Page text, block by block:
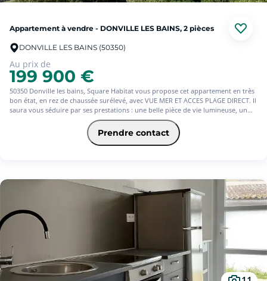
Appartement à vendre - DONVILLE LES BAINS, 2 pièces
DONVILLE LES BAINS (50350)
Au prix de
199 900 €
50350 Donville les bains, Square Habitat vous propose cet appartement en très
bon état, en rez de chaussée surélevé, avec VUE MER ET ACCES PLAGE DIRECT. Il
saura vous séduire par ses prestations : une belle pièce de vie lumineuse, un
coin kitchenette aménagé-équipé fonctionnel, une chambre avec placards, une
salle d'eau avec Wc. Stationnement privatif à la résidence. Idéal pour pied à
terre, les pieds dans l'eau.
Prendre contact